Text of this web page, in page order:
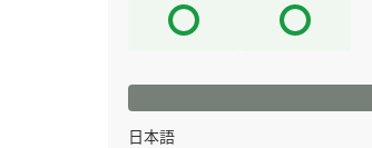
日本語